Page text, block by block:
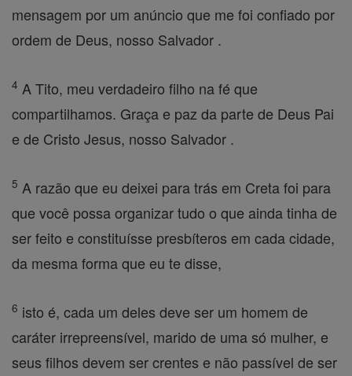
mensagem por um anúncio que me foi confiado por
ordem de Deus, nosso Salvador .
4 A Tito, meu verdadeiro filho na fé que
compartilhamos. Graça e paz da parte de Deus Pai
e de Cristo Jesus, nosso Salvador .
5 A razão que eu deixei para trás em Creta foi para
que você possa organizar tudo o que ainda tinha de
ser feito e constituísse presbíteros em cada cidade,
da mesma forma que eu te disse,
6 isto é, cada um deles deve ser um homem de
caráter irrepreensível, marido de uma só mulher, e
seus filhos devem ser crentes e não passível de ser